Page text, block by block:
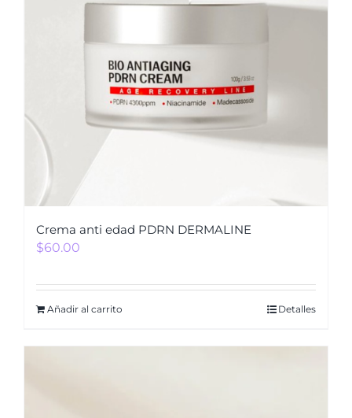
Crema anti edad PDRN DERMALINE
$60.00
Añadir al carrito Detalles